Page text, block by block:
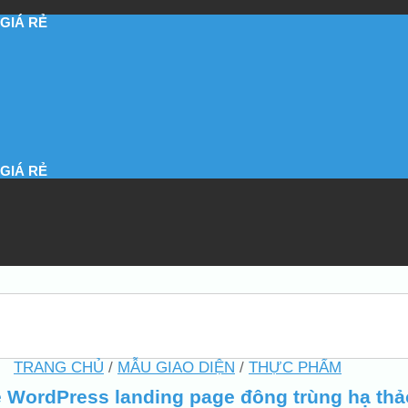
RẺ
RẺ
TRANG CHỦ / MẪU GIAO DIỆN / THỰC PHẨM
WordPress landing page đông trùng hạ